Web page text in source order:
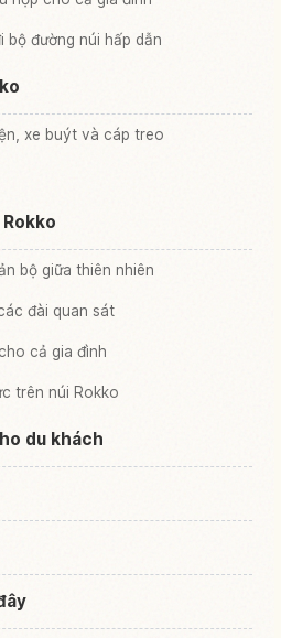
bộ đường núi hấp dẫn
xe buýt và cáp treo
bộ giữa thiên nhiên
đài quan sát
cả gia đình
trên núi Rokko
du khách